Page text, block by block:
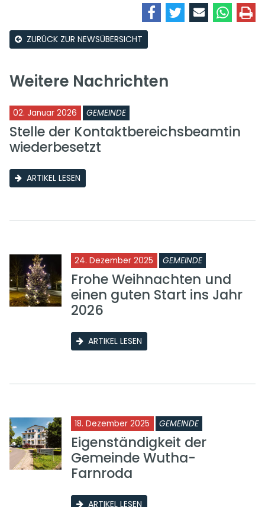
ZURÜCK ZUR NEWSÜBERSICHT
Weitere Nachrichten
02. Januar 2026 GEMEINDE
Stelle der Kontaktbereichsbeamtin
wiederbesetzt
ARTIKEL LESEN
24. Dezember 2025 GEMEINDE
Frohe Weihnachten und
einen guten Start ins Jahr
2026
ARTIKEL LESEN
18. Dezember 2025 GEMEINDE
Eigenständigkeit der
Gemeinde Wutha-
Farnroda
ARTIKEL LESEN